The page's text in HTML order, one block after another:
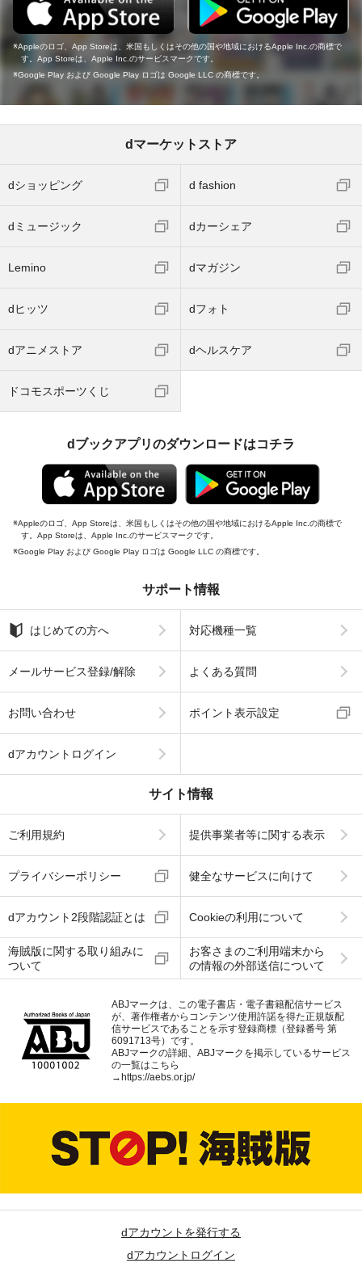
Appleのロゴ、App Storeは、米国もしくはその他の国や地域におけるApple Inc.の商標で
す。App Storeは、Apple Inc.のサービスマークです。
Google Play および Google Play ロゴは Google LLC の商標です。
dマーケットストア
dショッピング d fashion
dミュージック dカーシェア
Lemino dマガジン
dヒッツ dフォト
dアニメストア dヘルスケア
ドコモスポーツくじ
dブックアプリのダウンロードはコチラ
Appleのロゴ、App Storeは、米国もしくはその他の国や地域におけるApple Inc.の商標で
す。App Storeは、Apple Inc.のサービスマークです。
Google Play および Google Play ロゴは Google LLC の商標です。
サポート情報
はじめての方へ 対応機種一覧
メールサービス登録/解除 よくある質問
お問い合わせ ポイント表示設定
dアカウントログイン
サイト情報
ご利用規約 提供事業者等に関する表示
プライバシーポリシー 健全なサービスに向けて
dアカウント2段階認証とは Cookieの利用について
海賊版に関する取り組みに
ついて
お客さまのご利用端末から
の情報の外部送信について
ABJマークは、この電子書店・電子書籍配信サービス
が、著作権者からコンテンツ使用許諾を得た正規版配
信サービスであることを示す登録商標（登録番号 第
6091713号）です。
ABJマークの詳細、ABJマークを掲示しているサービス
の一覧はこちら
→https://aebs.or.jp/
dアカウントを発行する
dアカウントログイン